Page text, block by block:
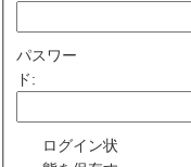
パスワー
ド:
ログイン状